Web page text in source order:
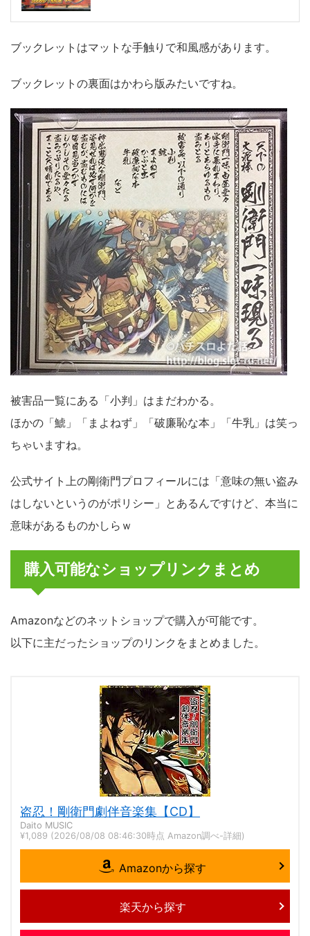
ブックレットはマットな手触りで和風感があります。
ブックレットの裏面はかわら版みたいですね。
被害品一覧にある「小判」はまだわかる。
ほかの「鯱」「まよねず」「破廉恥な本」「牛乳」は笑っ
ちゃいますね。
公式サイト上の剛衛門プロフィールには「意味の無い盗み
はしないというのがポリシー」とあるんですけど、本当に
意味があるものかしらｗ
購入可能なショップリンクまとめ
Amazonなどのネットショップで購入が可能です。
以下に主だったショップのリンクをまとめました。
盗忍！剛衛門劇伴音楽集【CD】
Daito MUSIC
¥1,089 (2026/08/08 08:46:30時点 Amazon調べ-詳細)
Amazonから探す
楽天から探す